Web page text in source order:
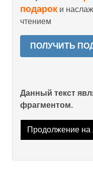
подарок и
чтением
ПОЛУЧИТЬ
Данный текст
фрагментом.
Продолжение на